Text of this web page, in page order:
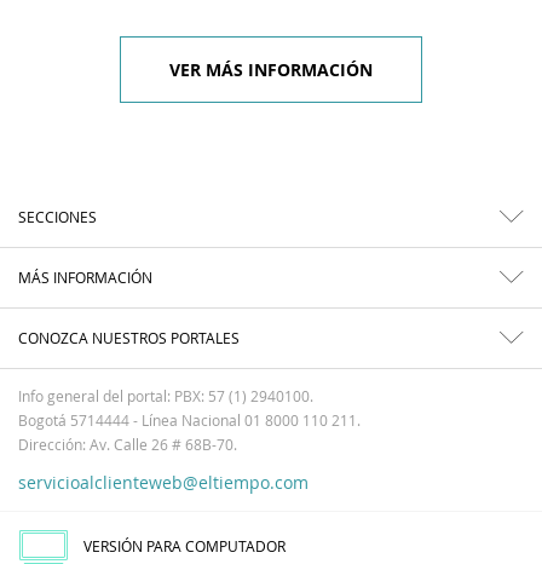
VER MÁS INFORMACIÓN
SECCIONES
MÁS INFORMACIÓN
CONOZCA NUESTROS PORTALES
Info general del portal: PBX: 57 (1) 2940100.
Bogotá 5714444 - Línea Nacional 01 8000 110 211.
Dirección: Av. Calle 26 # 68B-70.
servicioalclienteweb@eltiempo.com
VERSIÓN PARA COMPUTADOR